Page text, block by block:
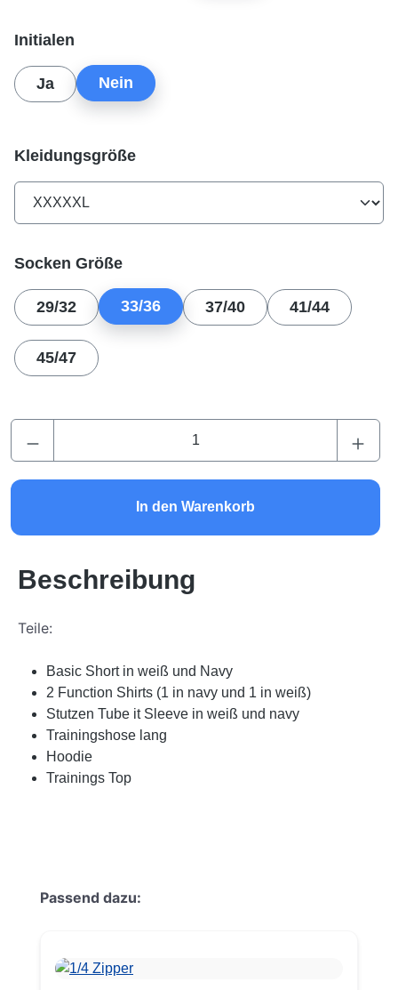
Initialen
Ja Nein
Kleidungsgrößeauswählen
Socken Größeauswählen
29/32 33/36 37/40 41/44
45/47
Produkt Anzahl: Gib den gewünschten
In den Warenkorb
Beschreibung
Teile:
Basic Short in weiß und Navy
2 Function Shirts (1 in navy und 1 in weiß)
Stutzen Tube it Sleeve in weiß und navy
Trainingshose lang
Hoodie
Trainings Top
Produktgalerie überspringen
Passend dazu: